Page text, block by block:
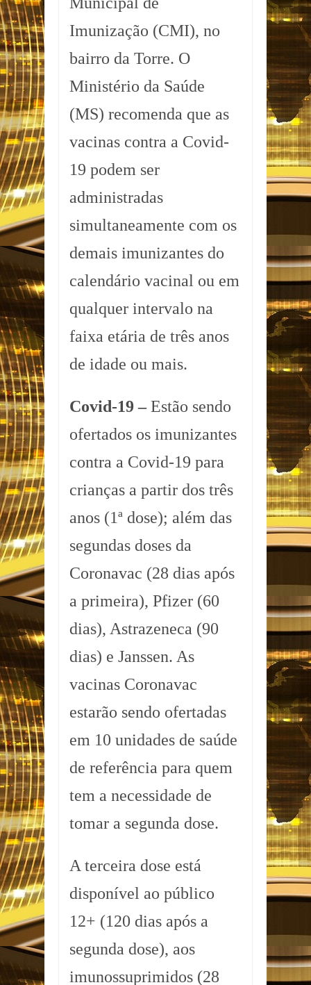
Imunização (CMI), no
bairro da Torre. O
Ministério da Saúde
(MS) recomenda que as
vacinas contra a Covid-
19 podem ser
administradas
simultaneamente com os
demais imunizantes do
calendário vacinal ou em
qualquer intervalo na
faixa etária de três anos
de idade ou mais.
Covid-19 –Estão sendo
ofertados os imunizantes
contra a Covid-19 para
crianças a partir dos três
anos (1ª dose); além das
segundas doses da
Coronavac (28 dias após
a primeira), Pfizer (60
dias), Astrazeneca (90
dias) e Janssen. As
vacinas Coronavac
estarão sendo ofertadas
em 10 unidades de saúde
de referência para quem
tem a necessidade de
tomar a segunda dose.
A terceira dose está
disponível ao público
12+ (120 dias após a
segunda dose), aos
imunossuprimidos (28